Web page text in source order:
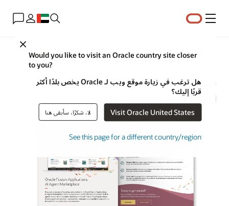
القائمة
Close
Would you like to visit an Oracle country site closer
to you?
هل ترغب في زيارة موقع ويب لـ Oracle يخص بلدًا أكثر
قربًا إليك؟
Visit Oracle United States لا، شكرًا، سأبقى هنا
See this page for a different country/region
Oracle AI لتطبيقات Fusion
سوق وكلاء الذكاء الاصطناعي
لتطبيقات Oracle Fusion